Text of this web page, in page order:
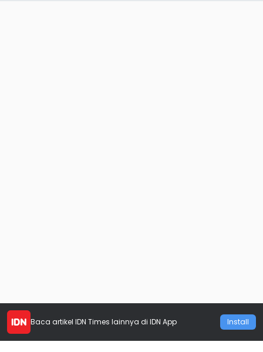
Baca artikel IDN Times lainnya di IDN App Install